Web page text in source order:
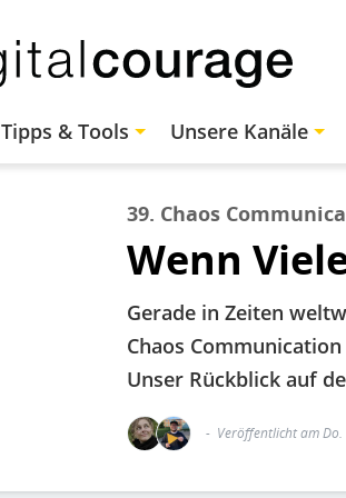
Tipps & Tools Unsere Kanäle
39. Chaos
Wenn
Gerade in Zeiten
Chaos
Unser Rückblick auf
Veröffentlicht am